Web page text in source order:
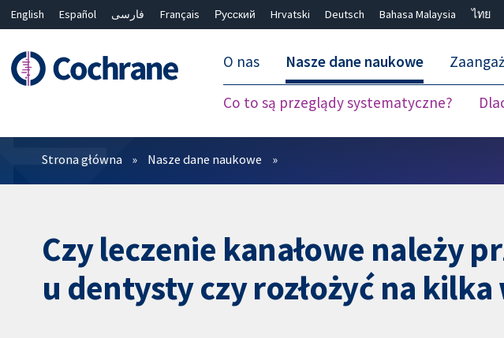
English Español فارسی Français Русский Hrvatski Deutsch Bahasa Malaysia ไทย
O nas Nasze dane naukowe
Co to są przeglądy systematyczne?
Filtry
Strona główna Nasze dane naukowe
Czy leczenie kanałowe należy
u dentysty czy rozłożyć na kilka